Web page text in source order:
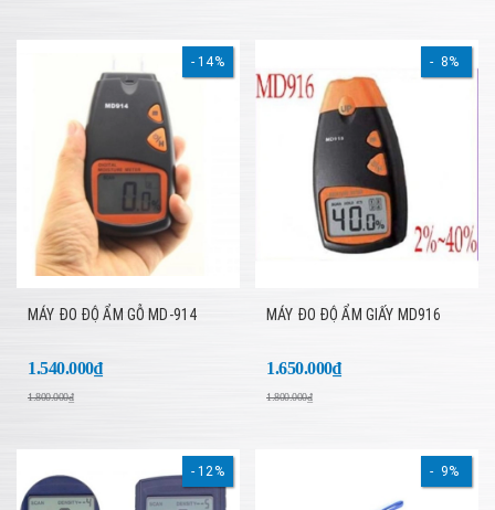
14%
MÁY ĐO ĐỘ ẨM GỖ MD-914
1.540.000₫
1.800.000₫
8%
MÁY ĐO ĐỘ ẨM GIẤY MD916
1.650.000₫
1.800.000₫
12% 9%